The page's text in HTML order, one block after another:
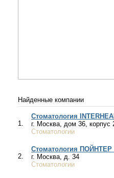
Найденные компании
1.
Стоматология
г. Москва, дом 36, корпус
Стоматологии
2.
Стоматология ПОЙНТЕР
г. Москва, д. 34
Стоматологии